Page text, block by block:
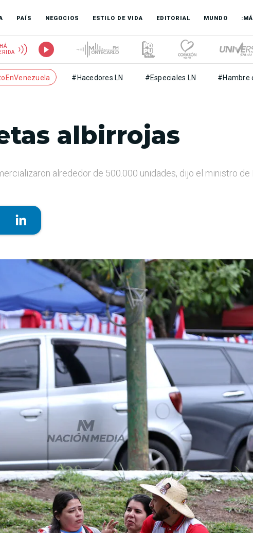
PAÍS NEGOCIOS ESTILO DE VIDA EDITORIAL MUNDO
#Hacedores LN #Especiales LN #Hambre
albirrojas
alrededor de 500.000 unidades, dijo el ministro de